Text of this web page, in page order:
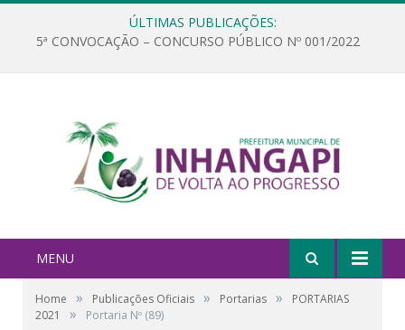
ÚLTIMAS PUBLICAÇÕES:
5ª CONVOCAÇÃO – CONCURSO PÚBLICO Nº 001/2022
MENU
Home » Publicações Oficiais » Portarias »
PORTARIAS
2021
» Portaria Nº (89)